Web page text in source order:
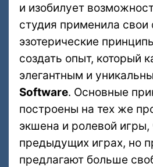
и изобилует
студия применила свои
эзотерические
создать опыт, который
элегантным и
Software. Основные
построены на тех же
экшена и ролевой игры,
предыдущих играх, но
предлагают больше